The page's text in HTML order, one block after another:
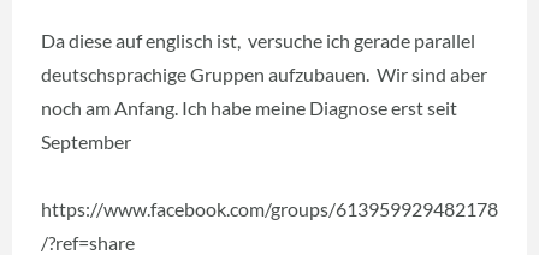
Da diese auf englisch ist, versuche ich gerade parallel
deutschsprachige Gruppen aufzubauen. Wir sind aber
noch am Anfang. Ich habe meine Diagnose erst seit
September
https://www.facebook.com/groups/613959929482178
/?ref=share